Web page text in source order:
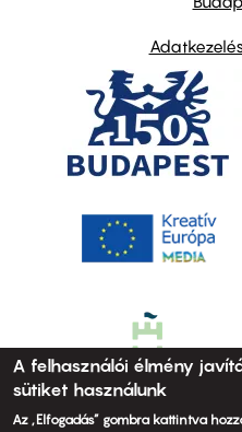
A felhasználói élmény
sütiket használunk
Az „Elfogadás” gombra kattintva